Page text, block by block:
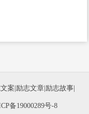
案|励志文章|励志故事|
备19000289号-8